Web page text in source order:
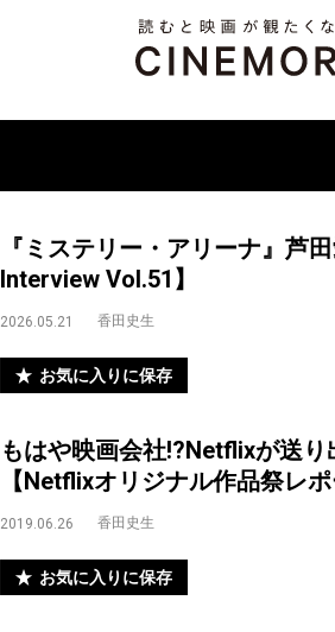
『ミステリー・アリーナ』
Interview Vol.51】
2026.05.21 香田史生
お気に入りに保存
もはや映画会社!?Netflixが送
【Netflixオリジナル作品祭レポ
2019.06.26 香田史生
お気に入りに保存